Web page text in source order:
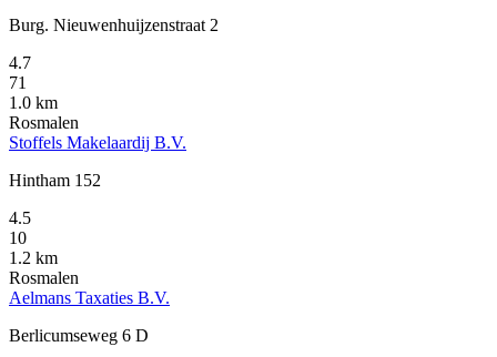
Burg. Nieuwenhuijzenstraat 2
4.7
71
1.0 km
Rosmalen
Stoffels Makelaardij B.V.
Hintham 152
4.5
10
1.2 km
Rosmalen
Aelmans Taxaties B.V.
Berlicumseweg 6 D